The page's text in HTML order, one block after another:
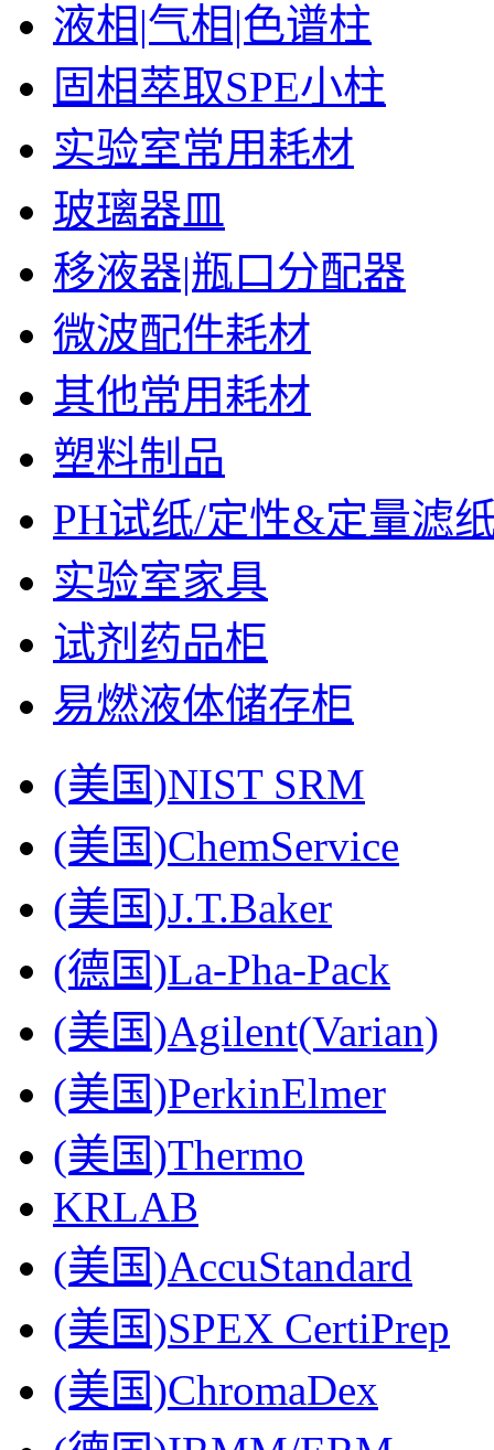
液相|气相|色谱柱
固相萃取SPE小柱
实验室常用耗材
玻璃器皿
移液器|瓶口分配器
微波配件耗材
其他常用耗材
塑料制品
PH试纸/定性&定量滤
实验室家具
试剂药品柜
易燃液体储存柜
(美国)NIST SRM
(美国)ChemService
(美国)J.T.Baker
(德国)La-Pha-Pack
(美国)Agilent(Varian)
(美国)PerkinElmer
(美国)Thermo
KRLAB
(美国)AccuStandard
(美国)SPEX CertiPrep
(美国)ChromaDex